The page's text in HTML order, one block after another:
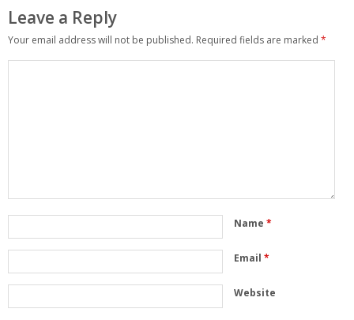
Leave a Reply
Your email address will not be published. Required fields are marked *
Name *
Email *
Website